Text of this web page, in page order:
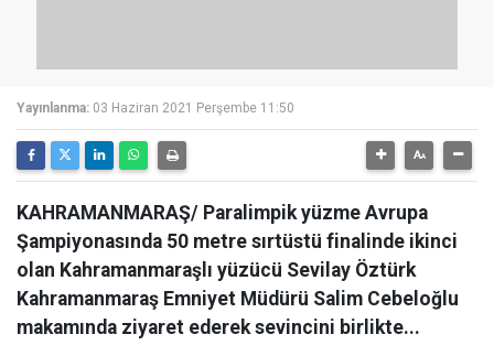
Yayınlanma: 03 Haziran 2021 Perşembe 11:50
KAHRAMANMARAŞ/ Paralimpik yüzme Avrupa
Şampiyonasında 50 metre sırtüstü finalinde ikinci
olan Kahramanmaraşlı yüzücü Sevilay Öztürk
Kahramanmaraş Emniyet Müdürü Salim Cebeloğlu
makamında ziyaret ederek sevincini birlikte...